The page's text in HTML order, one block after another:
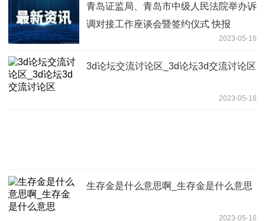
青岛证监局、青岛市中级人民法院举办诉
调对接工作座谈会暨签约仪式 快报
2023-05-16
3d论坛交流讨论区_3d论坛3d交流讨论区
2023-05-16
生存金是什么意思啊_生存金是什么意思
2023-05-16